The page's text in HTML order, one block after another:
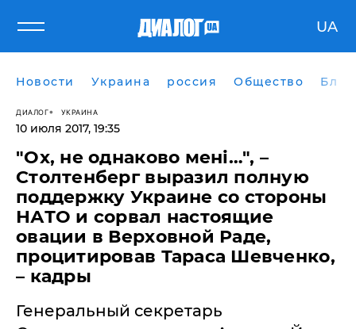
UA
Новости Украина россия Общество
ДИАЛОГ УКРАИНА
10 июля 2017, 19:35
"Ох, не однаково мені…", –
Столтенберг выразил полную
поддержку Украине со стороны
НАТО и сорвал настоящие
овации в Верховной Раде,
процитировав Тараса Шевченко,
– кадры
Генеральный секретарь